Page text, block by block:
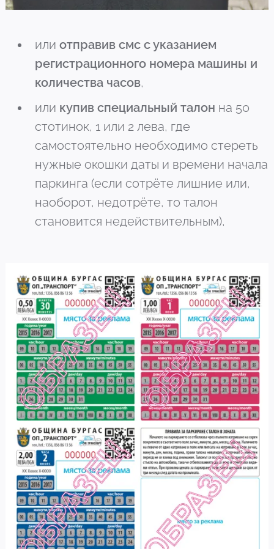
илиотправив смс с указанием
регистрационного номера машины и
количества часов,
или купив специальный талон на 50
стотинок, 1 или 2 лева, где
самостоятельно необходимо стереть
нужные окошки даты и времени начала
паркинга (если сотрёте лишние или,
наоборот, недотрёте, то талон
становится недействительным),